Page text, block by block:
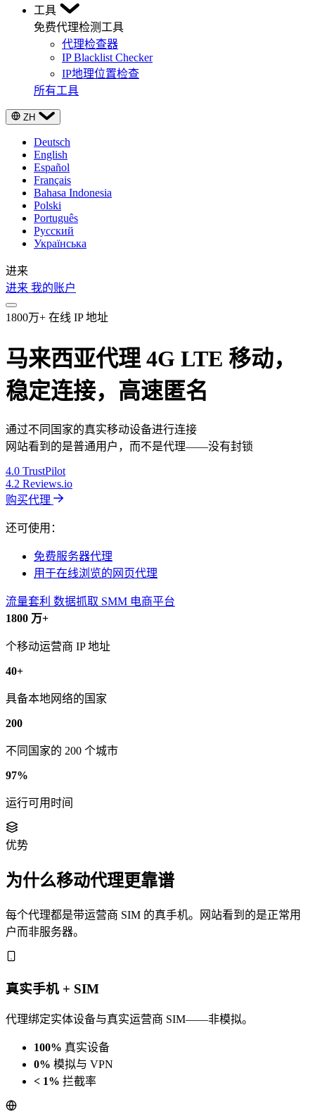
工具
免费代理检测工具
代理检查器
IP Blacklist Checker
IP地理位置检查
所有工具
ZH
Deutsch
English
Español
Français
Bahasa Indonesia
Polski
Português
Русский
Українська
进来
进来 我的账户
1800万+ 在线 IP 地址
马来西亚代理 4G LTE 移动，
稳定连接，高速匿名
通过不同国家的真实移动设备进行连接
网站看到的是普通用户，而不是代理——没有封锁
4.0 TrustPilot
4.2 Reviews.io
购买代理
还可使用：
免费服务器代理
用于在线浏览的网页代理
流量套利 数据抓取 SMM 电商平台
1800 万+
个移动运营商 IP 地址
40+
具备本地网络的国家
200
不同国家的 200 个城市
97%
运行可用时间
优势
为什么移动代理更靠谱
每个代理都是带运营商 SIM 的真手机。网站看到的是正常用
户而非服务器。
真实手机 + SIM
代理绑定实体设备与真实运营商 SIM——非模拟。
100% 真实设备
0% 模拟与 VPN
< 1% 拦截率